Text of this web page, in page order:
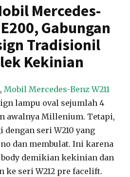
Mercedes-
Gabungan
Tradisionil
Kekinian
Mobil Mercedes-Benz W211
lampu oval sejumlah 4
awalnya Millenium. Tetapi,
seri W210 yang
dan membulat. Ini karena
body demikian kekinian dan
ke seri W212 pre facelift.